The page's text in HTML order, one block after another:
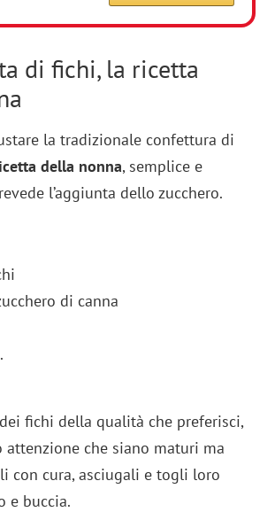
di fichi, la ricetta
la tradizionale confettura di
della nonna, semplice e
l’aggiunta dello zucchero.
di canna
fichi della qualità che preferisci,
attenzione che siano maturi ma
con cura, asciugali e togli loro
e buccia.